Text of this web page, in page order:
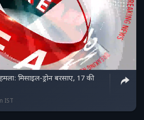
मिसाइल-ड्रोन बरसाए, 17 की
IST